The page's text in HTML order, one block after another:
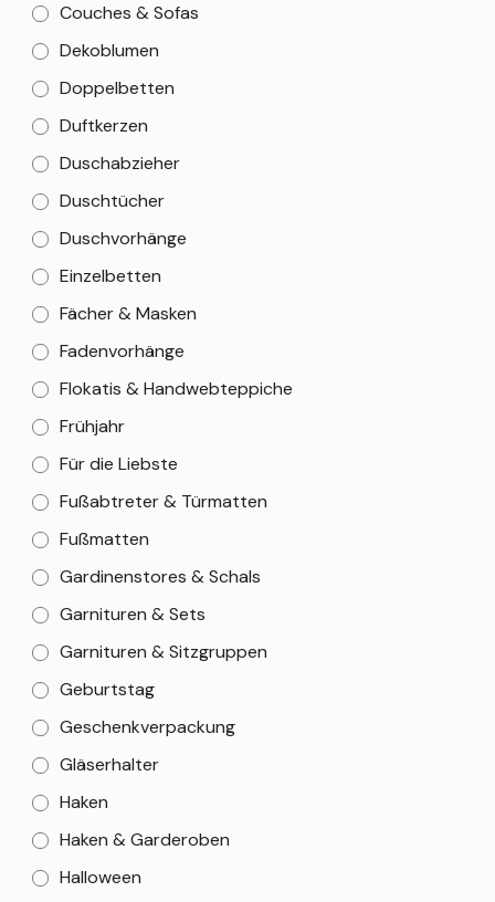
Couches & Sofas
Dekoblumen
Doppelbetten
Duftkerzen
Duschabzieher
Duschtücher
Duschvorhänge
Einzelbetten
Fächer & Masken
Fadenvorhänge
Flokatis & Handwebteppiche
Frühjahr
Für die Liebste
Fußabtreter & Türmatten
Fußmatten
Gardinenstores & Schals
Garnituren & Sets
Garnituren & Sitzgruppen
Geburtstag
Geschenkverpackung
Gläserhalter
Haken
Haken & Garderoben
Halloween